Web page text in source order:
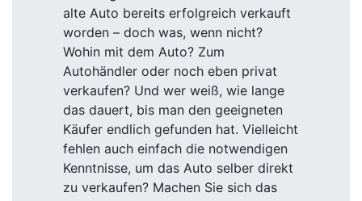
alte Auto bereits erfolgreich verkauft
worden – doch was, wenn nicht?
Wohin mit dem Auto? Zum
Autohändler oder noch eben privat
verkaufen? Und wer weiß, wie lange
das dauert, bis man den geeigneten
Käufer endlich gefunden hat. Vielleicht
fehlen auch einfach die notwendigen
Kenntnisse, um das Auto selber direkt
zu verkaufen? Machen Sie sich das